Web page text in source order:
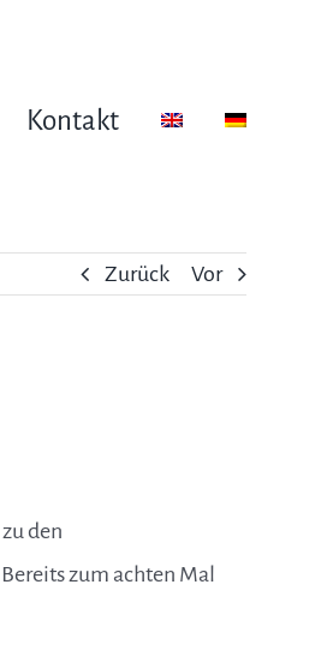
Kontakt
Zurück Vor
den
zum achten Mal